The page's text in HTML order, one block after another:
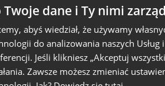
najbardziej, więc do dzieła.
Twoje dane i Ty nimi
abyś wiedział, że używamy
do analizowania naszych
Jeśli klikniesz „Akceptuj
Zawsze możesz zmieniać